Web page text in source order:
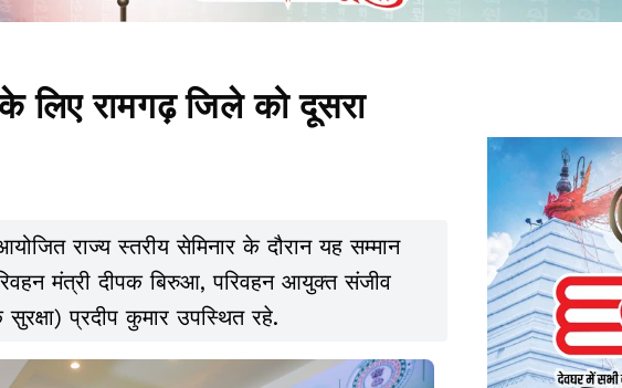
लिए रामगढ़ जिले को दूसरा
राज्य स्तरीय सेमिनार के दौरान यह सम्मान
मंत्री दीपक बिरुआ, परिवहन आयुक्त संजीव
प्रदीप कुमार उपस्थित रहे.